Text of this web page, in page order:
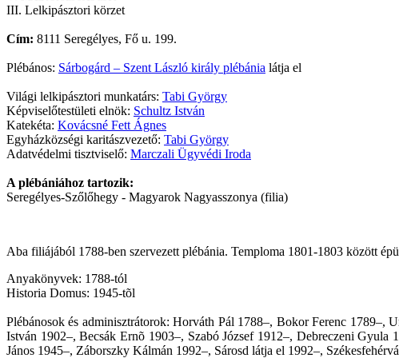
III. Lelkipásztori körzet
Cím: 8111 Seregélyes, Fő u. 199.
Plébános: Sárbogárd – Szent László király plébánia látja el
Világi lelkipásztori munkatárs: Tabi György
Képviselőtestületi elnök: Schultz István
Katekéta: Kovácsné Fett Ágnes
Egyházközségi karitászvezető: Tabi György
Adatvédelmi tisztviselő: Marczali Ügyvédi Iroda
A plébániához tartozik:
Seregélyes-Szőlőhegy - Magyarok Nagyasszonya (filia)
Aba filiájából 1788-ben szervezett plébánia. Temploma 1801-1803 között
Anyakönyvek: 1788-tól
Historia Domus: 1945-tõl
Plébánosok és adminisztrátorok: Horváth Pál 1788–, Bokor Ferenc 1789–,
István 1902–, Becsák Ernõ 1903–, Szabó József 1912–, Debreczeni
János 1945–, Záborszky Kálmán 1992–, Sárosd látja el 1992–,